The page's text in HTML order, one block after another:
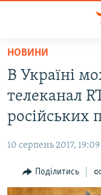
Перейти
основного
матеріалу
Перейти
до
основної
навігації
Перейти
до
ВОДА.КРИМ
ВІДЕО ТА ФОТО
БЛОГИ
ПОГЛЯД
НОВИНИ
В Україні
телеканал
російських
10 серпень 2017, 19:09
Поділитись